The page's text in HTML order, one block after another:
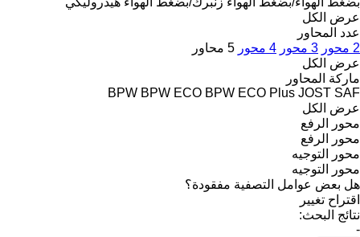
عرض الكل
عدد المحاور
2 محور
3 محور 4 محور
5 محاور
عرض الكل
ماركة المحاور
BPW BPW ECO BPW ECO Plus JOST SAF
عرض الكل
محور الرفع
محور الرفع
محور التوجيه
محور التوجيه
هل بعض عوامل التصفية مفقودة؟
اقتراح تغيير
نتائج البحث:
-